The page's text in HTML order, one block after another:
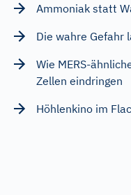
Ammoniak statt
Die wahre Gefahr
Wie MERS-
Zellen eindringen
Höhlenkino im